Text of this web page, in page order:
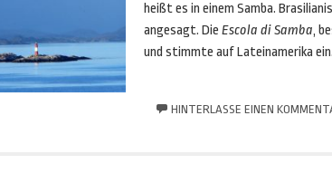
heißt es in einem Samba.
angesagt. Die Escola di Samba,
und stimmte auf Lateinamerika ein.
HINTERLASSE EINEN